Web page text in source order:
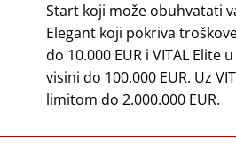
Start koji može obuhvatati
Elegant koji pokriva
do 10.000 EUR i VITAL
visini do 100.000 EUR. Uz
limitom do 2.000.000 EUR.